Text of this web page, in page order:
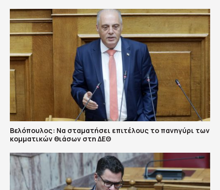
Βελόπουλος: Να σταματήσει επιτέλους το πανηγύρι των
κομματικών θιάσων στη ΔΕΘ